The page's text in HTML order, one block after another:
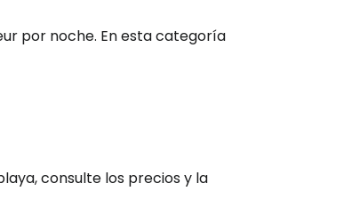
por noche. En esta categoría
consulte los precios y la